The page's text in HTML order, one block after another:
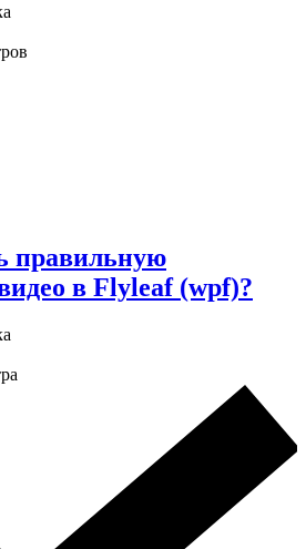
правильную
в Flyleaf (wpf)?